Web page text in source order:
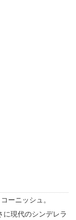
ーニッシュ。
に現代のシンデレラ